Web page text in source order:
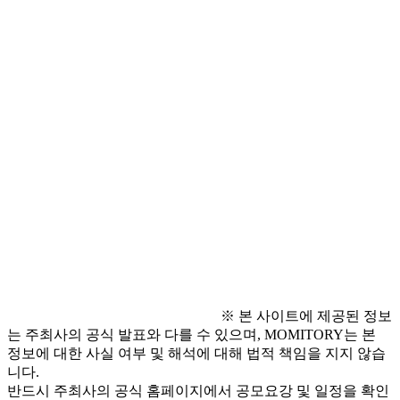
※ 본 사이트에 제공된 정보
는 주최사의 공식 발표와 다를 수 있으며, MOMITORY는 본
정보에 대한 사실 여부 및 해석에 대해 법적 책임을 지지 않습
니다.
반드시 주최사의 공식 홈페이지에서 공모요강 및 일정을 확인